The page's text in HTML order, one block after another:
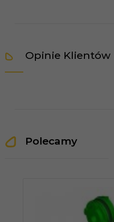
Opinie Klientów
Polecamy